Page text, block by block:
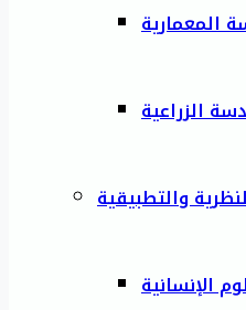
المعمارية
الزراعية
والتطبيقية
الإنسانية